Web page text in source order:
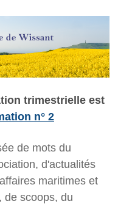
trimestrielle est
n° 2
de mots du
d'actualités
maritimes et
de scoops, du